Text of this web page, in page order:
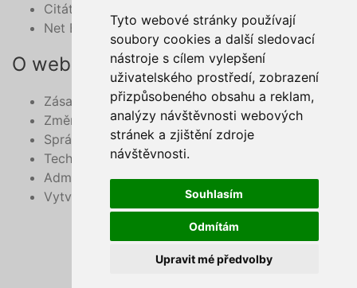
Tyto webové stránky používají
soubory cookies a další sledovací
nástroje s cílem vylepšení
uživatelského prostředí, zobrazení
přizpůsobeného obsahu a reklam,
analýzy návštěvnosti webových
stránek a zjištění zdroje
návštěvnosti.
Souhlasím
Odmítám
Upravit mé předvolby
Citát z Bible na každý den e-mailem
Net Bible
O webu
Zásady zpracování osobních údajů
Změnit své cookie preference
Správce obsahu webu
Technický správce webu
Administrace
Vytvořil
, 2022